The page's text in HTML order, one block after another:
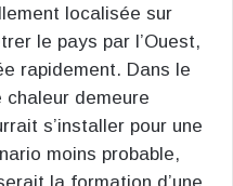
localisée sur
le pays par l’Ouest,
rapidement. Dans le
demeure
s’installer pour une
moins probable,